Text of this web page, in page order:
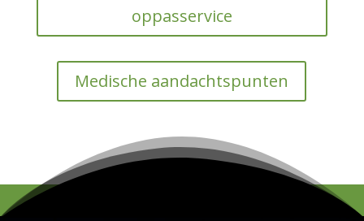
oppasservice
Medische aandachtspunten